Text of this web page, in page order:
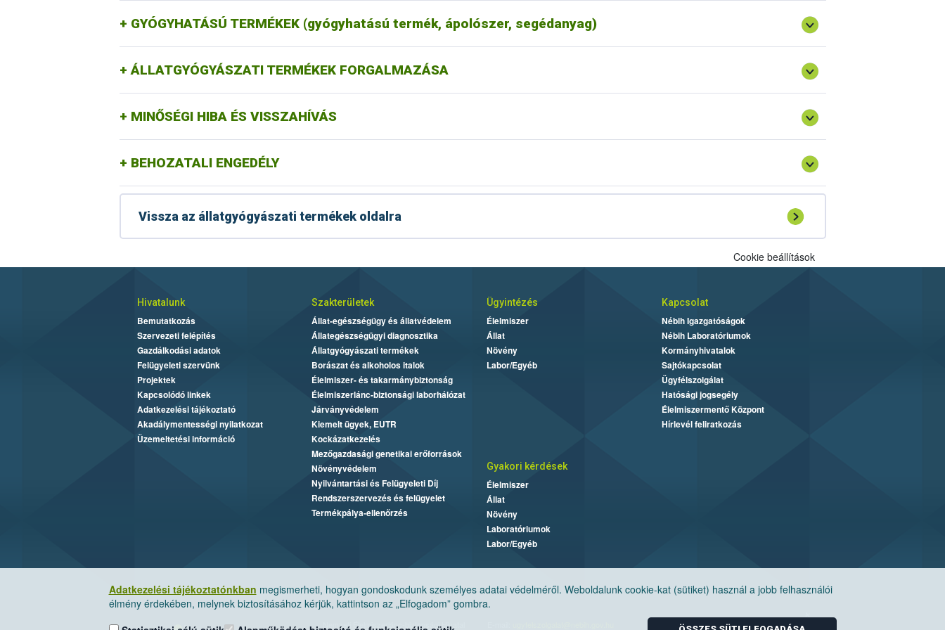
GYÓGYHATÁSÚ TERMÉKEK (gyógyhatású termék, ápolószer, segédanyag)
ÁLLATGYÓGYÁSZATI TERMÉKEK FORGALMAZÁSA
MINŐSÉGI HIBA ÉS VISSZAHÍVÁS
BEHOZATALI ENGEDÉLY
Vissza az állatgyógyászati termékek oldalra
Adatkezelési tájékoztatónkban megismerheti, hogyan gondoskodunk személyes adatai védelméről. Weboldalunk cookie-kat (sütiket) használ a jobb felhasználói
élmény érdekében, melynek biztosításához kérjük, kattintson az „Elfogadom” gombra.
Cookie beállítások
Hivatalunk
Bemutatkozás
Szervezeti felépítés
Gazdálkodási adatok
Felügyeleti szervünk
Projektek
Kapcsolódó linkek
Adatkezelési tájékoztató
Akadálymentességi nyilatkozat
Üzemeltetési információ
Szakterületek
Állat-egészségügy és állatvédelem
Állategészségügyi diagnosztika
Állatgyógyászati termékek
Borászat és alkoholos italok
Élelmiszer- és takarmánybiztonság
Élelmiszerlánc-biztonsági laborhálózat
Járványvédelem
Kiemelt ügyek, EUTR
Kockázatkezelés
Mezőgazdasági genetikai erőforrások
Növényvédelem
Nyilvántartási és Felügyeleti Díj
Rendszerszervezés és felügyelet
Termékpálya-ellenőrzés
Ügyintézés
Élelmiszer
Állat
Növény
Labor/Egyéb
Kapcsolat
Nébih Igazgatóságok
Nébih Laboratóriumok
Kormányhivatalok
Sajtókapcsolat
Ügyfélszolgálat
Hatósági jogsegély
Élelmiszermentő Központ
Hírlevél feliratkozás
Gyakori kérdések
Élelmiszer
Állat
Növény
Laboratóriumok
Labor/Egyéb
Nemzeti Élelmiszerlánc-biztonsági Hivatal